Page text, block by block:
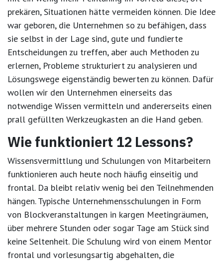
prekären, Situationen hätte vermeiden können. Die Idee
war geboren, die Unternehmen so zu befähigen, dass
sie selbst in der Lage sind, gute und fundierte
Entscheidungen zu treffen, aber auch Methoden zu
erlernen, Probleme strukturiert zu analysieren und
Lösungswege eigenständig bewerten zu können. Dafür
wollen wir den Unternehmen einerseits das
notwendige Wissen vermitteln und andererseits einen
prall gefüllten Werkzeugkasten an die Hand geben.
Wie funktioniert 12 Lessons?
Wissensvermittlung und Schulungen von Mitarbeitern
funktionieren auch heute noch häufig einseitig und
frontal. Da bleibt relativ wenig bei den Teilnehmenden
hängen. Typische Unternehmensschulungen in Form
von Blockveranstaltungen in kargen Meetingräumen,
über mehrere Stunden oder sogar Tage am Stück sind
keine Seltenheit. Die Schulung wird von einem Mentor
frontal und vorlesungsartig abgehalten, die